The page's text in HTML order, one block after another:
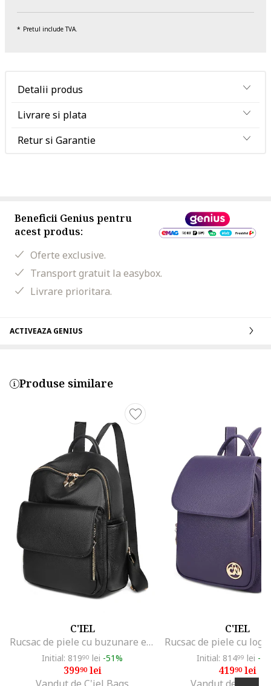
Pretul include TVA.
Detalii produs
Livrare si plata
Retur si Garantie
Beneficii Genius pentru
acest produs:
Oferte exclusive.
Transport gratuit la easybox.
Livrare prioritara.
ACTIVEAZA GENIUS
Produse similare
C'IEL
Rucsac de piele cu buzunare exterioare Colby, Negru
Initial: 81990 lei -51%
39990lei
C'IEL
Initial: 81499 lei -
41990lei